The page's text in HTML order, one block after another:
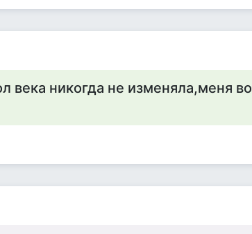
века никогда не изменяла,меня во